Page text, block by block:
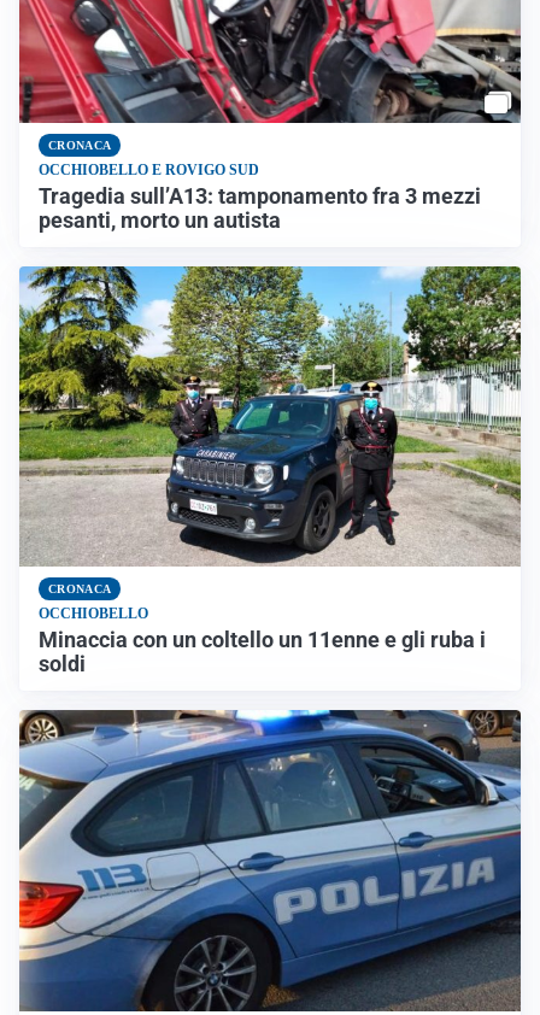
CRONACA
OCCHIOBELLO E ROVIGO SUD
Tragedia sull’A13: tamponamento fra 3 mezzi
pesanti, morto un autista
CRONACA
OCCHIOBELLO
Minaccia con un coltello un 11enne e gli ruba i
soldi